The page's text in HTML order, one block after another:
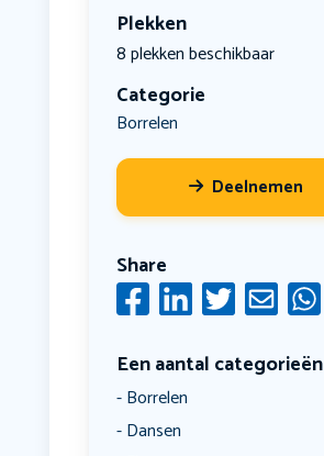
Plekken
8 plekken beschikbaar
Categorie
Borrelen
Deelnemen
Share
Een aantal categorieën
Borrelen
Dansen